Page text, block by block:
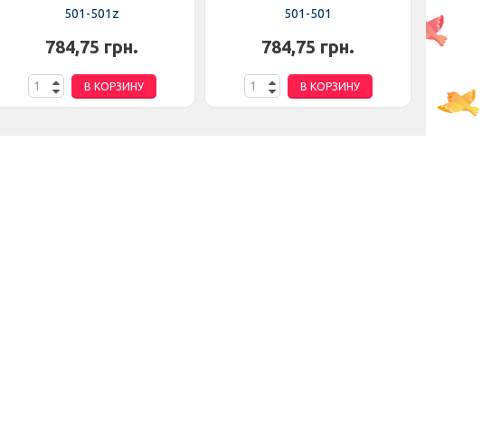
501-501z
784,75 грн.
В КОРЗИНУ
501-501
784,75 грн.
В КОРЗИНУ